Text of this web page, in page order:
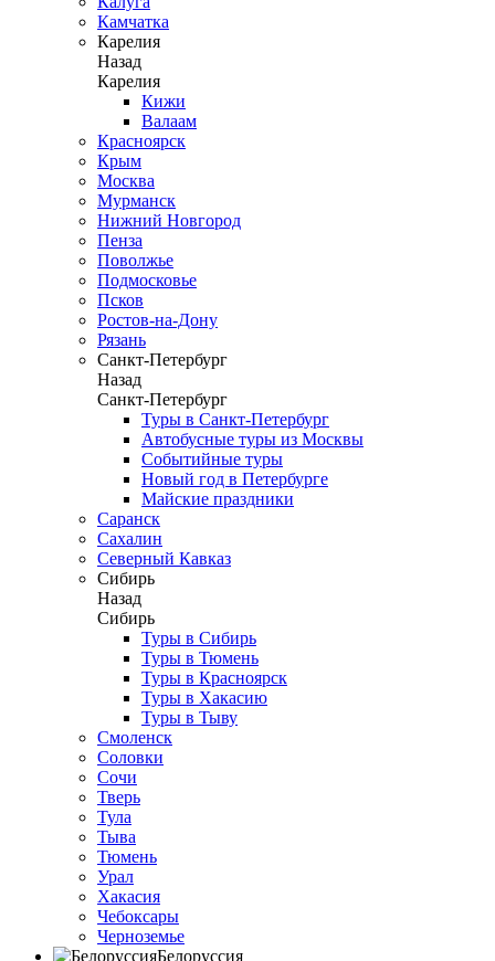
Камчатка
Карелия
Назад
Карелия
Кижи
Валаам
Красноярск
Крым
Москва
Мурманск
Нижний Новгород
Пенза
Поволжье
Подмосковье
Псков
Ростов-на-Дону
Рязань
Санкт-Петербург
Назад
Санкт-Петербург
Туры в Санкт-Петербург
Автобусные туры из Москвы
Событийные туры
Новый год в Петербурге
Майские праздники
Саранск
Сахалин
Северный Кавказ
Сибирь
Назад
Сибирь
Туры в Сибирь
Туры в Тюмень
Туры в Красноярск
Туры в Хакасию
Туры в Тыву
Смоленск
Соловки
Сочи
Тверь
Тула
Тыва
Тюмень
Урал
Хакасия
Чебоксары
Черноземье
Белоруссия